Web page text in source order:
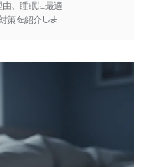
由、睡眠に最適
策を紹介しま